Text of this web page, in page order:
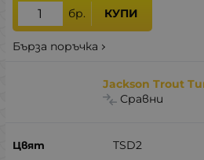
бр. КУПИ
Бърза поръчка
Jackson Trout
Сравни
TSD2